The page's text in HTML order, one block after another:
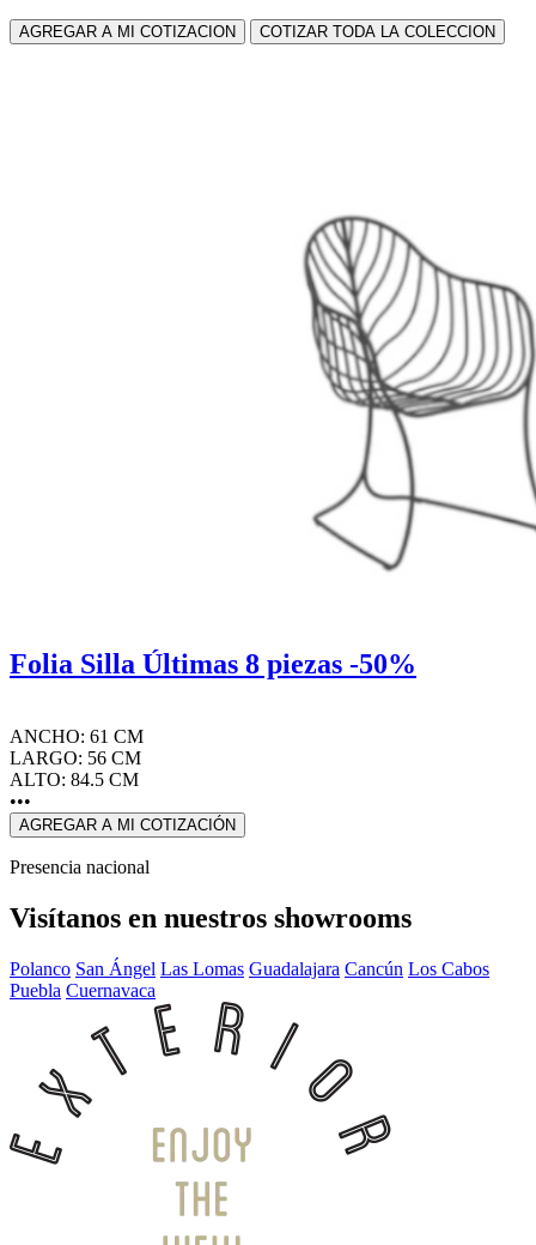
AGREGAR A MI COTIZACION COTIZAR TODA LA COLECCION
Folia Silla Últimas 8 piezas -50%
ANCHO: 61 CM
LARGO: 56 CM
ALTO: 84.5 CM
•••
AGREGAR A MI COTIZACIÓN
Presencia nacional
Visítanos en nuestros showrooms
Polanco San Ángel Las Lomas Guadalajara Cancún Los Cabos
Puebla Cuernavaca